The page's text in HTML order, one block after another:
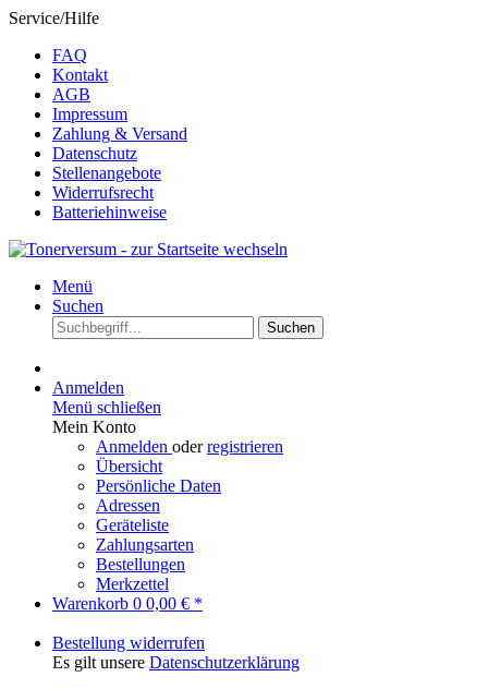
Service/Hilfe
FAQ
Kontakt
AGB
Impressum
Zahlung & Versand
Datenschutz
Stellenangebote
Widerrufsrecht
Batteriehinweise
Menü
Suchen
Suchen
Anmelden
Menü schließen
Mein Konto
Anmelden oderregistrieren
Übersicht
Persönliche Daten
Adressen
Geräteliste
Zahlungsarten
Bestellungen
Merkzettel
Warenkorb 0 0,00 € *
Bestellung widerrufen
Es gilt unsere Datenschutzerklärung